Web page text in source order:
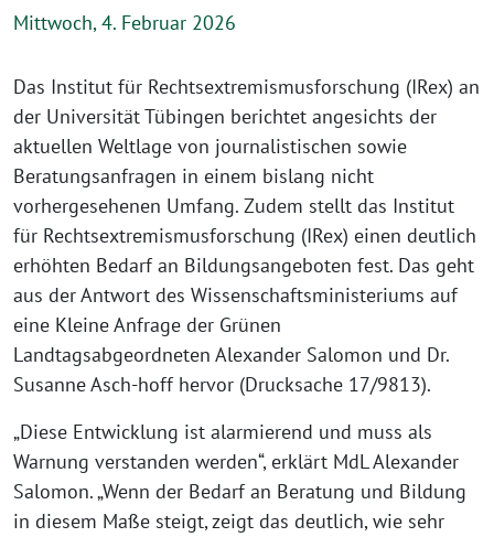
Mittwoch, 4. Februar 2026
Das Institut für Rechtsextremismusforschung (IRex) an
der Universität Tübingen berichtet angesichts der
aktuellen Weltlage von journalistischen sowie
Beratungsanfragen in einem bislang nicht
vorhergesehenen Umfang. Zudem stellt das Institut
für Rechtsextremismusforschung (IRex) einen deutlich
erhöhten Bedarf an Bildungsangeboten fest. Das geht
aus der Antwort des Wissenschaftsministeriums auf
eine Kleine Anfrage der Grünen
Landtagsabgeordneten Alexander Salomon und Dr.
Susanne Asch-hoff hervor (Drucksache 17/9813).
„Diese Entwicklung ist alarmierend und muss als
Warnung verstanden werden“, erklärt MdL Alexander
Salomon. „Wenn der Bedarf an Beratung und Bildung
in diesem Maße steigt, zeigt das deutlich, wie sehr